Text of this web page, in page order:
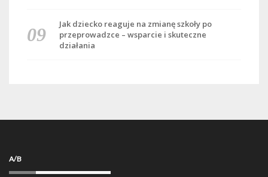
Jak dziecko reaguje na zmianę szkoły po
przeprowadzce – wsparcie i skuteczne
działania
A/B